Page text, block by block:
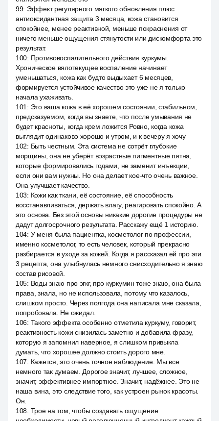
99: Эффект регулярного мягкого обновления плюс
антиоксидантная защита 3 месяца, кожа становится
спокойнее, менее реактивной, меньше покраснения от
ничего меньше ощущения стянутости или дискомфорта это
результат.
100: Противовоспалительного действия куркумы.
Хроническое вялотекущее воспаление начинает
уменьшаться, кожа как будто выдыхает 6 месяцев,
формируется устойчивое качество это уже не я только
начала ухаживать.
101 : Это ваша кожа в её хорошем состоянии, стабильном,
предсказуемом, когда вы знаете, что после умывания не
будет красноты, когда крем ложится Ровно, когда кожа
выглядит одинаково хорошо и утром, и к вечеру я хочу
102: Быть честным. Эта система не сотрёт глубокие
морщины, она не уберёт возрастные пигментные пятна,
которые формировались годами, не заменит инъекции,
если они вам нужны. Но она делает кое-что очень важное.
Она улучшает качество.
103: Кожи как ткани, её состояние, её способность
восстанавливаться, держать влагу, реагировать спокойно. А
это основа. Без этой основы никакие дорогие процедуры не
дадут долгосрочного результата. Расскажу ещё 1 историю.
104: У меня была пациентка, косметолог по профессии,
именно косметолог, то есть человек, который прекрасно
разбирается в уходе за кожей. Когда я рассказал ей про эти
3 рецепта, она улыбнулась немного снисходительно я знаю
состав рисовой.
105: Воды знаю про эгкг, про куркумин тоже знаю, она была
права, знала, но не использовала, потому что казалось,
слишком просто. Через полгода она написала мне сказала,
попробовала. Не ожидал.
106: Такого эффекта особенно отметила куркуму, говорит,
реактивность кожи снизилась заметно и добавила фразу,
которую я запомнил наверное, я слишком привыкла
думать, что хорошее должно стоить дорого мне.
107: Кажется, это очень точное наблюдение. Мы все
немного так думаем. Дорогое значит, лучшее, сложное,
значит, эффективнее импортное. Значит, надёжнее. Это не
наша вина, это следствие того, как устроен рынок красоты.
Он.
108: Трое на том, чтобы создавать ощущение